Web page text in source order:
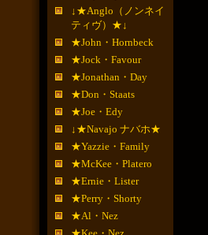
↓★Anglo（ノンネイ
ティヴ）★↓
★John・Hornbeck
★Jock・Favour
★Jonathan・Day
★Don・Staats
★Joe・Edy
↓★Navajo ナバホ★
★Yazzie・Family
★McKee・Platero
★Ernie・Lister
★Perry・Shorty
★Al・Nez